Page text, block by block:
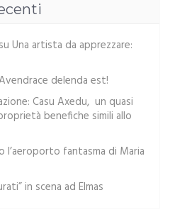
su Una artista da apprezzare:
delenda est!
Casu Axedu, un quasi
benefiche simili allo
l’aeroporto fantasma di Maria
in scena ad Elmas